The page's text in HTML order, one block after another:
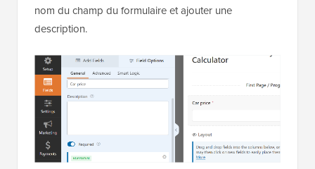
nom du champ du formulaire et ajouter une
description.